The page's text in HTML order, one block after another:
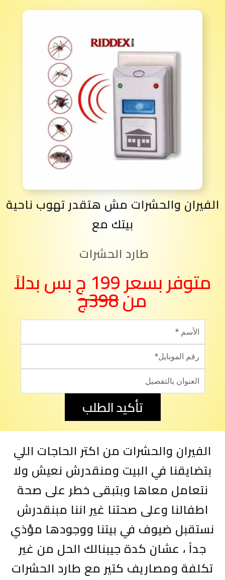
الفيران والحشرات مش هتقدر تهوب ناحية
بيتك مع
طارد الحشرات
متوفر بسعر 199 ج بس بدلاً
من398ج
تأكيد الطلب
الفيران والحشرات من اكتر الحاجات اللي
بتضايقنا في البيت ومنقدرش نعيش ولا
نتعامل معاها وبتبقى خطر على صحة
اطفالنا وعلى صحتنا غير اننا مبنقدرش
نستقبل ضيوف في بيتنا ووجودها مؤذي
جداً ، عشان كدة جيبنالك الحل من غير
تكلفة ومصاريف كتير مع طارد الحشرات